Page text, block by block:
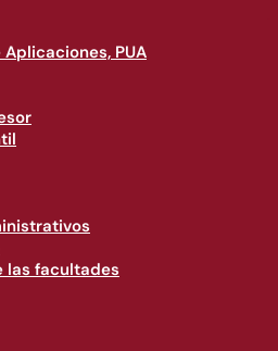
PUA
las facultades